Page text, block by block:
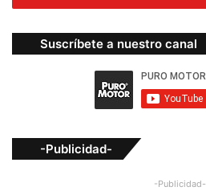
Suscríbete a nuestro canal
-Publicidad-
-Publicidad-